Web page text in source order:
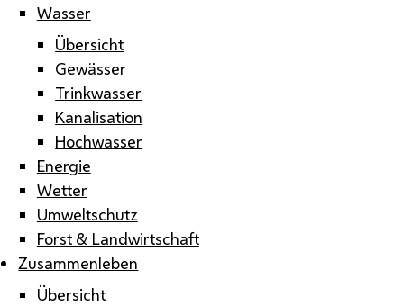
Wasser
Übersicht
Gewässer
Trinkwasser
Kanalisation
Hochwasser
Energie
Wetter
Umweltschutz
Forst & Landwirtschaft
Zusammenleben
Übersicht